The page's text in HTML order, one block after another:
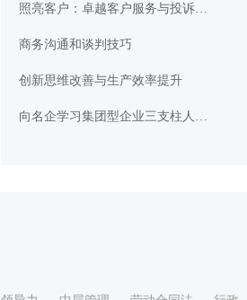
照亮客户：卓越客户服务与投诉处理培训
商务沟通和谈判技巧
创新思维改善与生产效率提升
向名企学习集团型企业三支柱人力资源管控模式